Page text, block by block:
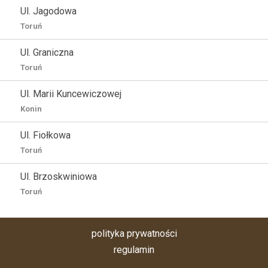
Ul. Jagodowa
Toruń
Ul. Graniczna
Toruń
Ul. Marii Kuncewiczowej
Konin
Ul. Fiołkowa
Toruń
Ul. Brzoskwiniowa
Toruń
polityka prywatności
regulamin